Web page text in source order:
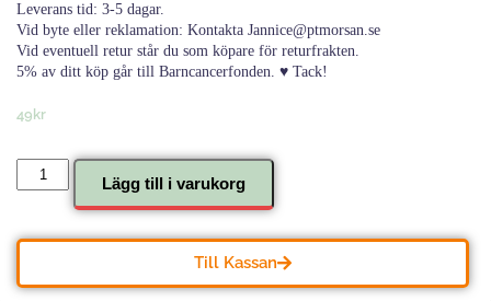
Leverans tid: 3-5 dagar.
Vid byte eller reklamation: Kontakta Jannice@ptmorsan.se
Vid eventuell retur står du som köpare för returfrakten.
5% av ditt köp går till Barncancerfonden. ♥ Tack!
49 kr
Lägg till i varukorg
Till Kassan